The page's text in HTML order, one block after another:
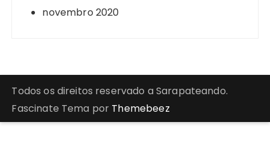
novembro 2020
Todos os direitos reservado a Sarapateando.
Fascinate Tema por Themebeez